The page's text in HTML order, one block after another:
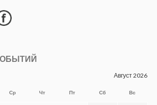
Август 2026
Ср Чт Пт Сб Вс